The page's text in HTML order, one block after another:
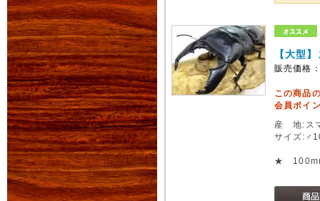
【大型
販売価格
この商品
会員ポイ
産 地:ス
サイズ
★